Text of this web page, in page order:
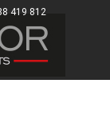
419 812